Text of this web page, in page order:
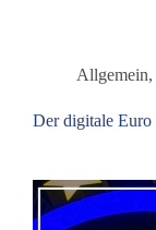
Allgemein,
Der digitale Euro